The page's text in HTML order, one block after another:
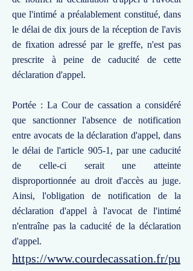
que l'intimé a préalablement constitué, dans
le délai de dix jours de la réception de l'avis
de fixation adressé par le greffe, n'est pas
prescrite à peine de caducité de cette
déclaration d'appel.
Portée : La Cour de cassation a considéré
que sanctionner l'absence de notification
entre avocats de la déclaration d'appel, dans
le délai de l'article 905-1, par une caducité
de celle-ci serait une atteinte
disproportionnée au droit d'accès au juge.
Ainsi, l'obligation de notification de la
déclaration d'appel à l'avocat de l'intimé
n'entraîne pas la caducité de la déclaration
d'appel.
https://www.courdecassation.fr/pu